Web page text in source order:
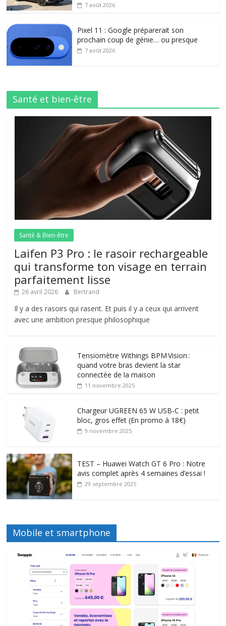
7 août 2026
Pixel 11 : Google préparerait son
prochain coup de génie… ou presque
7 août 2026
Santé et bien-être
Santé & Bien-être
Laifen P3 Pro : le rasoir rechargeable
qui transforme ton visage en terrain
parfaitement lisse
26 avril 2026 Bertrand
Il y a des rasoirs qui rasent. Et puis il y a ceux qui arrivent
avec une ambition presque philosophique
Tensiomètre Withings BPM Vision :
quand votre bras devient la star
connectée de la maison
11 novembre 2025
Chargeur UGREEN 65 W USB-C : petit
bloc, gros effet (En promo à 18€)
9 novembre 2025
TEST – Huawei Watch GT 6 Pro : Notre
avis complet après 4 semaines d’essai !
29 septembre 2025
Mobile et smartphone